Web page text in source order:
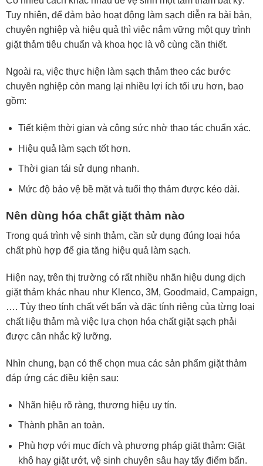
Tuy nhiên, để đảm bảo hoạt động làm sạch diễn ra bài bản,
chuyên nghiệp và hiệu quả thì việc nắm vững một quy trình
giặt thảm tiêu chuẩn và khoa học là vô cùng cần thiết.
Ngoài ra, việc thực hiện làm sạch thảm theo các bước
chuyên nghiệp còn mang lại nhiều lợi ích tối ưu hơn, bao
gồm:
Tiết kiệm thời gian và công sức nhờ thao tác chuẩn xác.
Hiệu quả làm sạch tốt hơn.
Thời gian tái sử dụng nhanh.
Mức độ bảo vệ bề mặt và tuổi thọ thảm được kéo dài.
Nên dùng hóa chất giặt thảm nào
Trong quá trình vệ sinh thảm, cần sử dụng đúng loại hóa
chất phù hợp để gia tăng hiệu quả làm sạch.
Hiện nay, trên thị trường có rất nhiều nhãn hiệu dung dịch
giặt thảm khác nhau như Klenco, 3M, Goodmaid, Campaign,
…. Tùy theo tính chất vết bẩn và đặc tính riêng của từng loại
chất liệu thảm mà việc lựa chọn hóa chất giặt sạch phải
được cân nhắc kỹ lưỡng.
Nhìn chung, bạn có thể chọn mua các sản phẩm giặt thảm
đáp ứng các điều kiện sau:
Nhãn hiệu rõ ràng, thương hiệu uy tín.
Thành phần an toàn.
Phù hợp với mục đích và phương pháp giặt thảm: Giặt
khô hay giặt ướt, vệ sinh chuyên sâu hay tẩy điểm bẩn.